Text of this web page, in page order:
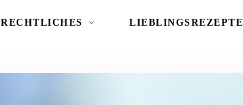
RECHTLICHES LIEBLINGSREZEPTE